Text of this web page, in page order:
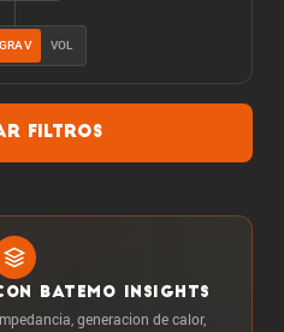
GRAV VOL
filtros
BATEMO INSIGHTS
generacion de calor,